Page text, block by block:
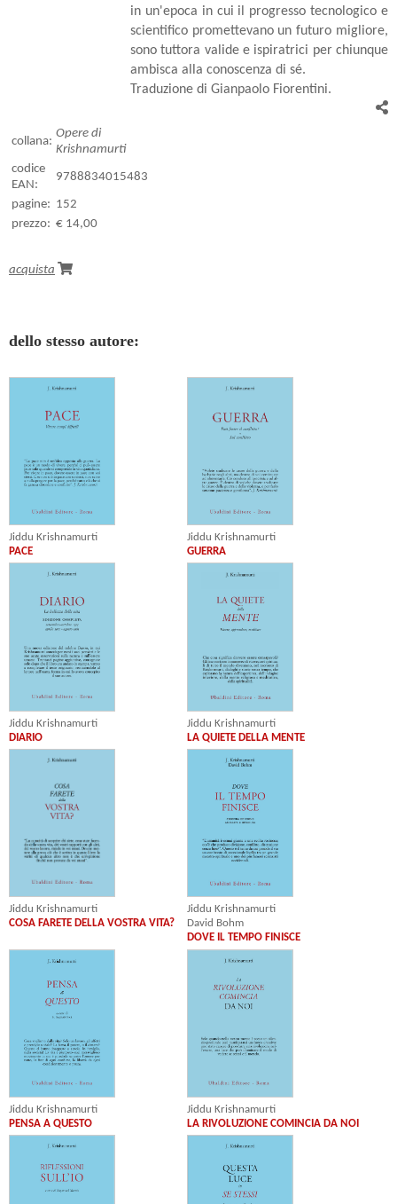
in un'epoca in cui il progresso tecnologico e
scientifico promettevano un futuro migliore,
sono tuttora valide e ispiratrici per chiunque
ambisca alla conoscenza di sé.
Traduzione di Gianpaolo Fiorentini.
collana:
Opere di
Krishnamurti
codice
EAN:
9788834015483
pagine: 152
prezzo: € 14,00
acquista
dello stesso autore:
Jiddu Krishnamurti
PACE
Jiddu Krishnamurti
GUERRA
Jiddu Krishnamurti
DIARIO
Jiddu Krishnamurti
LA QUIETE DELLA MENTE
Jiddu Krishnamurti
COSA FARETE DELLA VOSTRA VITA?
Jiddu Krishnamurti
David Bohm
DOVE IL TEMPO FINISCE
Jiddu Krishnamurti
PENSA A QUESTO
Jiddu Krishnamurti
LA RIVOLUZIONE COMINCIA DA NOI